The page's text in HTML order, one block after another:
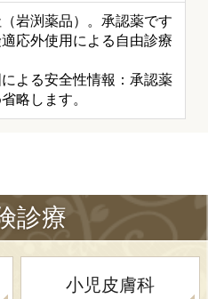
岩渕薬品）。承認薬です
応外使用による自由診療
よる安全性情報：承認薬
略します。
診療
小児皮膚科